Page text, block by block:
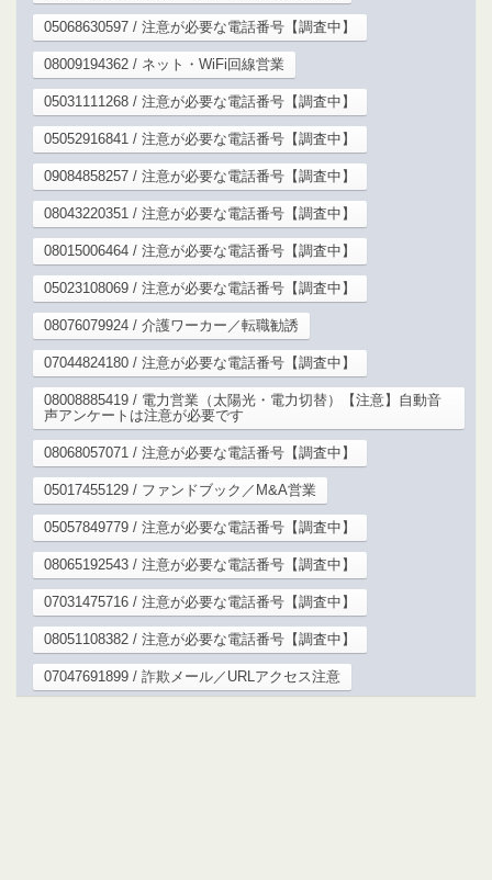
05068630597 / 注意が必要な電話番号【調査中】
08009194362 / ネット・WiFi回線営業
05031111268 / 注意が必要な電話番号【調査中】
05052916841 / 注意が必要な電話番号【調査中】
09084858257 / 注意が必要な電話番号【調査中】
08043220351 / 注意が必要な電話番号【調査中】
08015006464 / 注意が必要な電話番号【調査中】
05023108069 / 注意が必要な電話番号【調査中】
08076079924 / 介護ワーカー／転職勧誘
07044824180 / 注意が必要な電話番号【調査中】
08008885419 / 電力営業（太陽光・電力切替）【注意】自動音
声アンケートは注意が必要です
08068057071 / 注意が必要な電話番号【調査中】
05017455129 / ファンドブック／M&A営業
05057849779 / 注意が必要な電話番号【調査中】
08065192543 / 注意が必要な電話番号【調査中】
07031475716 / 注意が必要な電話番号【調査中】
08051108382 / 注意が必要な電話番号【調査中】
07047691899 / 詐欺メール／URLアクセス注意